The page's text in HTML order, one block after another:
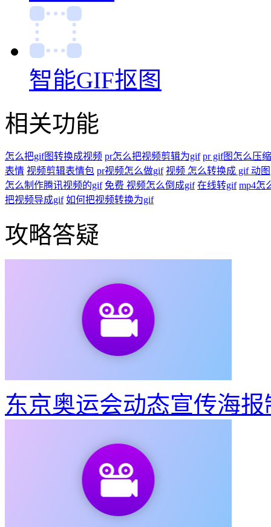
智能GIF抠图
相关功能
怎么把gif图转换成视频 pr怎么把视频剪辑为gif pr gif图怎么压缩
表情 视频剪辑表情包 pr视频怎么做gif 视频 怎么转换成 gif 动图
怎么制作腾讯视频的gif 免费 视频怎么倒成gif 在线转gif mp4怎
把视频导成gif 如何把视频转换为gif
攻略答疑
东京奥运会动态宣传海